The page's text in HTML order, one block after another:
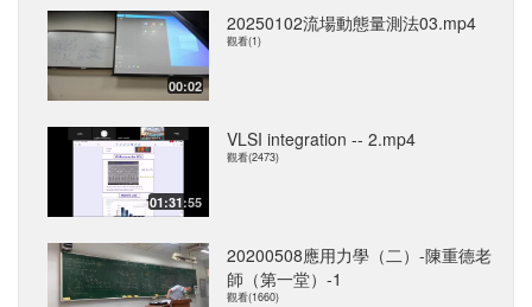
00:02
20250102流場動態量測法03.mp4
觀看(1)
01:31:55
VLSI integration -- 2.mp4
觀看(2473)
20200508應用力學（二）-陳重德老
師（第一堂）-1
觀看(1660)